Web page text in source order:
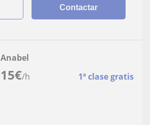
Contactar
15€/h 1ª clase gratis
Anabel